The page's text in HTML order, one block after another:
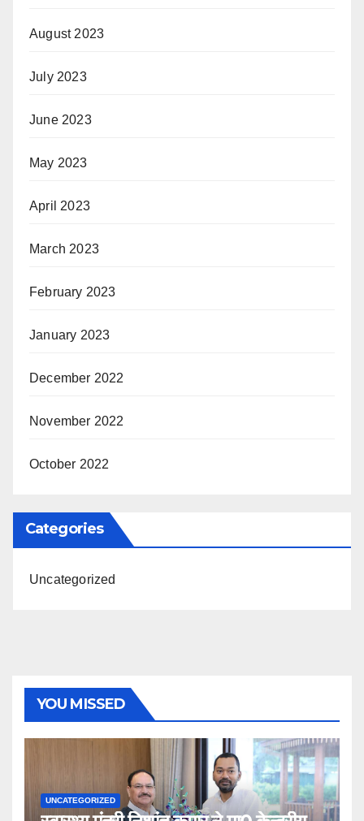
August 2023
July 2023
June 2023
May 2023
April 2023
March 2023
February 2023
January 2023
December 2022
November 2022
October 2022
Categories
Uncategorized
YOU MISSED
UNCATEGORIZED